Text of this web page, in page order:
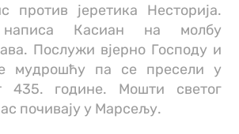
против јеретика Несторија.
Касиан на молбу
Послужи вjерно Господу и
мудрошћу па се пресели у
435. године. Мошти светог
почивају у Марсељу.